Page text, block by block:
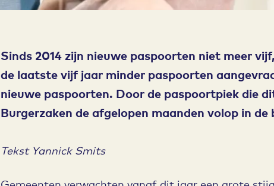
Sinds 2014 zijn nieuwe paspoorten niet meer
de laatste vijf jaar minder paspoorten
nieuwe paspoorten. Door de paspoortpiek die
Burgerzaken de afgelopen maanden volop in de
Tekst Yannick Smits